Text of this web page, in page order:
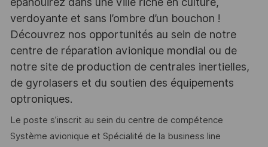
verdoyante et sans l’ombre d’un bouchon !
Découvrez nos opportunités au sein de notre
centre de réparation avionique mondial ou de
notre site de production de centrales inertielles,
de gyrolasers et du soutien des équipements
optroniques.
Le poste s’inscrit au sein du centre de compétence
Système avionique et Spécialité de la business line